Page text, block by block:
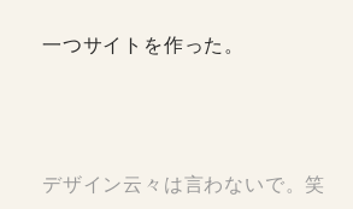
一つサイトを作った。
デザイン云々は言わないで。笑